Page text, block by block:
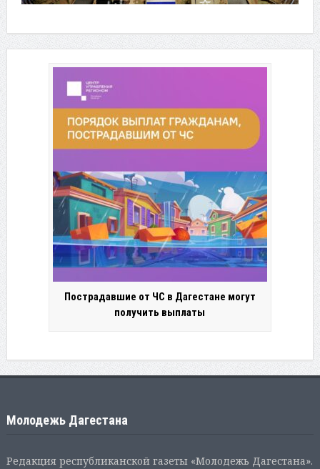
Пострадавшие от ЧС в Дагестане могут
получить выплаты
Молодежь Дагестана
Редакция республиканской газеты «Молодежь Дагестана».